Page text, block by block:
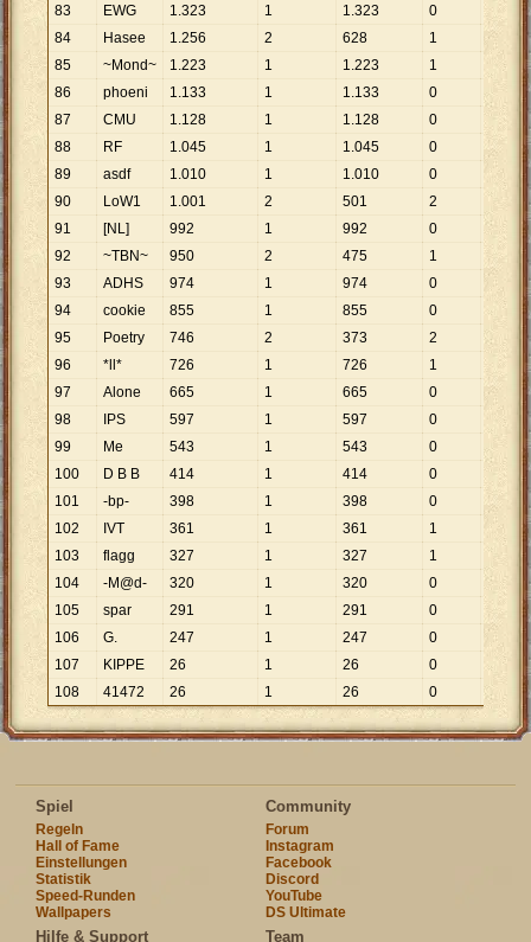
83
EWG 1.323 1 1.323
0
84
Hasee 1.256 2 628 1 1
85
~Mond~ 1.223 1 1.223 1
223
86
phoeni 1.133 1 1.133
0
87
CMU 1.128 1 1.128
0
88
RF 1.045 1 1.045
0
89
asdf 1.010 1 1.010
0
90
LoW1 1.001 2 501 2
91
[NL] 992 1 992
0
92
~TBN~ 950 2 475 1
950
93
ADHS 974 1 974
0
94
cookie 855 1 855
0
95
Poetry 746 2 373 2
96
*ll* 726 1 726 1
97
Alone 665 1 665
0
98
IPS 597 1 597
0
99
Me 543 1 543
0
100
D B B 414 1 414
0
101
-bp- 398 1 398
0
102
IVT 361 1 361 1
361
103
flagg 327 1 327 1
104
-M@d- 320 1 320
0
105
spar 291 1 291
0
106
G. 247 1 247
0
107
KIPPE 26 1 26
0
108
41472 26 1 26 0
Spiel
Regeln
Hall of Fame
Einstellungen
Statistik
Speed-Runden
Wallpapers
Community
Forum
Instagram
Facebook
Discord
YouTube
DS Ultimate
Hilfe & Support Team